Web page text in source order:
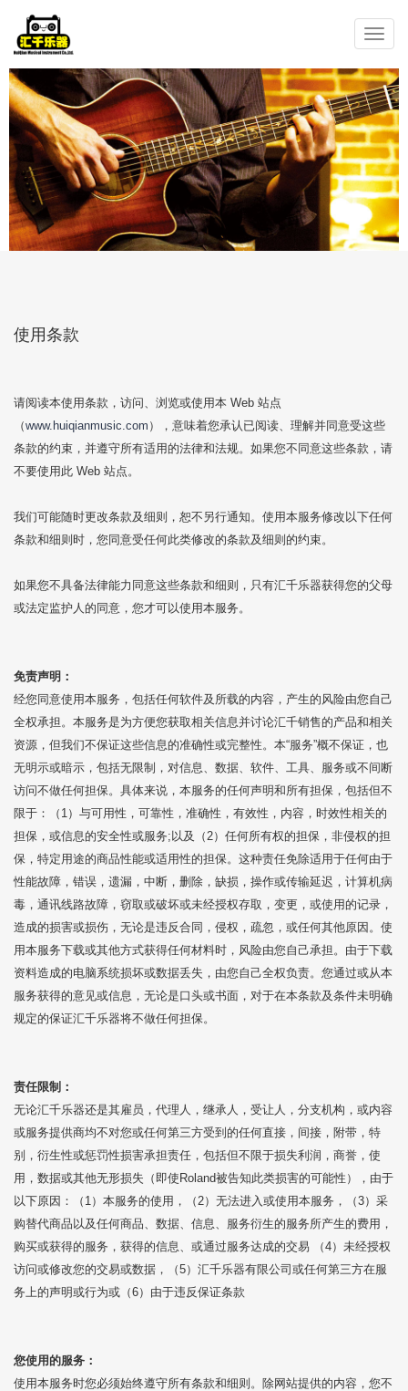
Toggle
使用条款
请阅读本使用条款，访问、浏览或使用本 Web 站点
（www.huiqianmusic.com ），意味着您承认已阅读、理解并同意受这些
条款的约束，并遵守所有适用的法律和法规。如果您不同意这些条款，请
不要使用此 Web 站点。
我们可能随时更改条款及细则，恕不另行通知。使用本服务修改以下任何
条款和细则时，您同意受任何此类修改的条款及细则的约束。
如果您不具备法律能力同意这些条款和细则，只有汇千乐器获得您的父母
或法定监护人的同意，您才可以使用本服务。
免责声明：
经您同意使用本服务，包括任何软件及所载的内容，产生的风险由您自己
全权承担。本服务是为方便您获取相关信息并讨论汇千销售的产品和相关
资源，但我们不保证这些信息的准确性或完整性。本“服务”概不保证，也
无明示或暗示，包括无限制，对信息、数据、软件、工具、服务或不间断
访问不做任何担保。具体来说，本服务的任何声明和所有担保，包括但不
限于：（1）与可用性，可靠性，准确性，有效性，内容，时效性相关的
担保，或信息的安全性或服务;以及（2）任何所有权的担保，非侵权的担
保，特定用途的商品性能或适用性的担保。这种责任免除适用于任何由于
性能故障，错误，遗漏，中断，删除，缺损，操作或传输延迟，计算机病
毒，通讯线路故障，窃取或破坏或未经授权存取，变更，或使用的记录，
造成的损害或损伤，无论是违反合同，侵权，疏忽，或任何其他原因。使
用本服务下载或其他方式获得任何材料时，风险由您自己承担。由于下载
资料造成的电脑系统损坏或数据丢失，由您自己全权负责。您通过或从本
服务获得的意见或信息，无论是口头或书面，对于在本条款及条件未明确
规定的保证汇千乐器将不做任何担保。
责任限制：
无论汇千乐器还是其雇员，代理人，继承人，受让人，分支机构，或内容
或服务提供商均不对您或任何第三方受到的任何直接，间接，附带，特
别，衍生性或惩罚性损害承担责任，包括但不限于损失利润，商誉，使
用，数据或其他无形损失（即使Roland被告知此类损害的可能性），由于
以下原因：（1）本服务的使用，（2）无法进入或使用本服务，（3）采
购替代商品以及任何商品、数据、信息、服务衍生的服务所产生的费用，
购买或获得的服务，获得的信息、或通过服务达成的交易 （4）未经授权
访问或修改您的交易或数据，（5）汇千乐器有限公司或任何第三方在服
务上的声明或行为或（6）由于违反保证条款
您使用的服务：
使用本服务时您必须始终遵守所有条款和细则。除网站提供的内容，您不